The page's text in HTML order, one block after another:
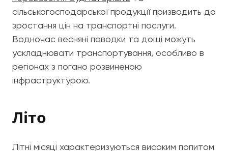
сільськогосподарської продукції призводить до
зростання цін на транспортні послуги.
Водночас весняні паводки та дощі можуть
ускладнювати транспортування, особливо в
регіонах з погано розвиненою
інфраструктурою.
Літо
Літні місяці характеризуються високим попитом